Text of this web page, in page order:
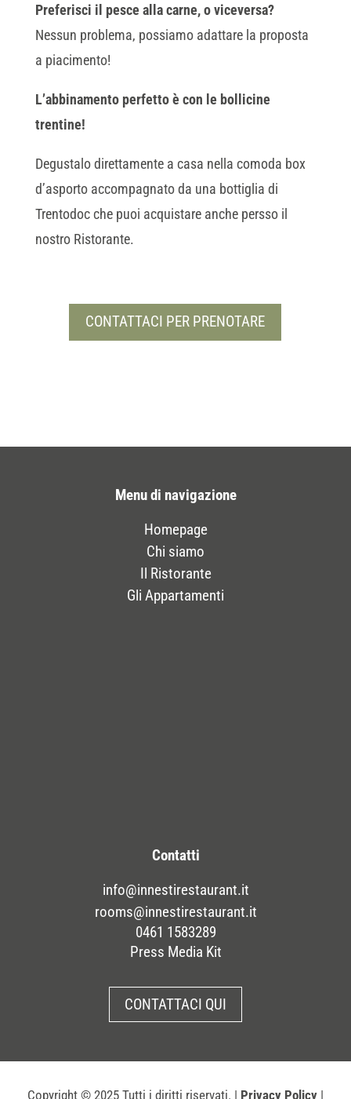
Preferisci il pesce alla carne, o viceversa?
Nessun problema, possiamo adattare la proposta
a piacimento!
L’abbinamento perfetto è con le bollicine
trentine!
Degustalo direttamente a casa nella comoda box
d’asporto accompagnato da una bottiglia di
Trentodoc che puoi acquistare anche persso il
nostro Ristorante.
CONTATTACI PER PRENOTARE
Menu di navigazione
Homepage
Chi siamo
Il Ristorante
Gli Appartamenti
Contatti
info@innestirestaurant.it
rooms@innestirestaurant.it
0461 1583289
Press Media Kit
CONTATTACI QUI
Copyright © 2025 Tutti i diritti riservati. | Privacy Policy |